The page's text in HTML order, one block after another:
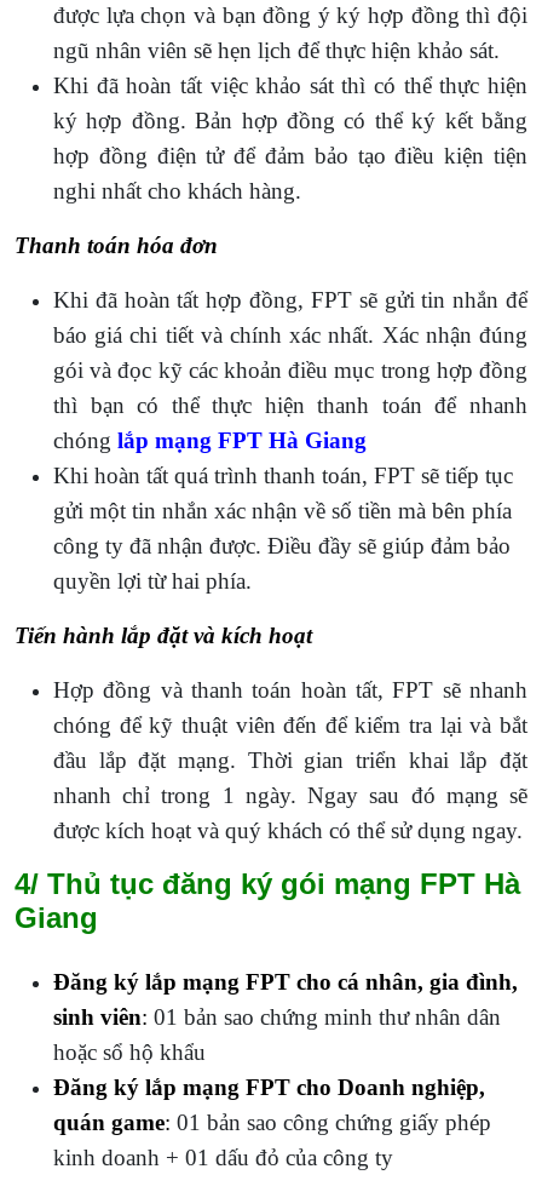
được lựa chọn và bạn đồng ý ký hợp đồng thì đội
ngũ nhân viên sẽ hẹn lịch để thực hiện khảo sát.
Khi đã hoàn tất việc khảo sát thì có thể thực hiện
ký hợp đồng. Bản hợp đồng có thể ký kết bằng
hợp đồng điện tử để đảm bảo tạo điều kiện tiện
nghi nhất cho khách hàng.
Thanh toán hóa đơn
Khi đã hoàn tất hợp đồng, FPT sẽ gửi tin nhắn để
báo giá chi tiết và chính xác nhất. Xác nhận đúng
gói và đọc kỹ các khoản điều mục trong hợp đồng
thì bạn có thể thực hiện thanh toán để nhanh
chóng lắp mạng FPT Hà Giang
Khi hoàn tất quá trình thanh toán, FPT sẽ tiếp tục
gửi một tin nhắn xác nhận về số tiền mà bên phía
công ty đã nhận được. Điều đầy sẽ giúp đảm bảo
quyền lợi từ hai phía.
Tiến hành lắp đặt và kích hoạt
Hợp đồng và thanh toán hoàn tất, FPT sẽ nhanh
chóng để kỹ thuật viên đến để kiểm tra lại và bắt
đầu lắp đặt mạng. Thời gian triển khai lắp đặt
nhanh chỉ trong 1 ngày. Ngay sau đó mạng sẽ
được kích hoạt và quý khách có thể sử dụng ngay.
4/ Thủ tục đăng ký gói mạng FPT Hà
Giang
Đăng ký lắp mạng FPT cho cá nhân, gia đình,
sinh viên: 01 bản sao chứng minh thư nhân dân
hoặc sổ hộ khẩu
Đăng ký lắp mạng FPT cho Doanh nghiệp,
quán game: 01 bản sao công chứng giấy phép
kinh doanh + 01 dấu đỏ của công ty